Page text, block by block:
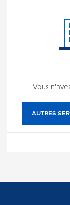
Vous
AUTRES